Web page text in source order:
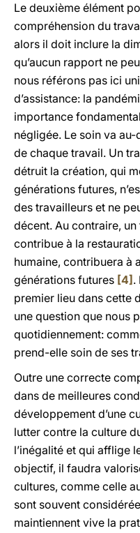
Le deuxième élément
compréhension du
alors il doit inclure la
qu’aucun rapport ne
nous référons pas ici
d’assistance: la
importance
négligée. Le soin va
de chaque travail. Un
détruit la création, qui
générations futures,
des travailleurs et ne
décent. Au contraire,
contribue à la
humaine, contribuera à
générations futures [4] .
premier lieu dans cette
une question que nous
quotidiennement:
prend-elle soin de ses
Outre une correcte
dans de meilleures
développement d’une
lutter contre la culture
l’inégalité et qui afflige
objectif, il faudra
cultures, comme celle
sont souvent
maintiennent vive la